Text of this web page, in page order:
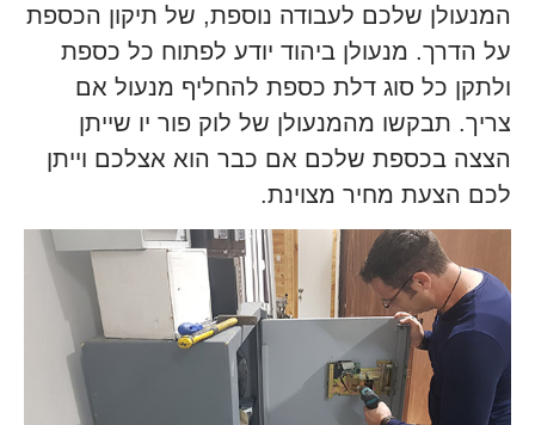
המנעולן שלכם לעבודה נוספת, של תיקון הכספת
על הדרך. מנעולן ביהוד יודע לפתוח כל כספת
ולתקן כל סוג דלת כספת להחליף מנעול אם
צריך. תבקשו מהמנעולן של לוק פור יו שייתן
הצצה בכספת שלכם אם כבר הוא אצלכם וייתן
לכם הצעת מחיר מצוינת.